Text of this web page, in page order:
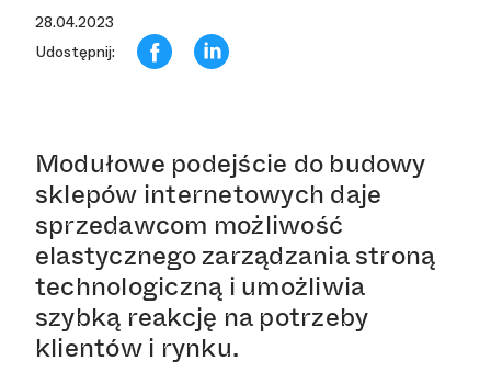
28.04.2023
Udostępnij:
Modułowe podejście do budowy
sklepów internetowych daje
sprzedawcom możliwość
elastycznego zarządzania stroną
technologiczną i umożliwia
szybką reakcję na potrzeby
klientów i rynku.